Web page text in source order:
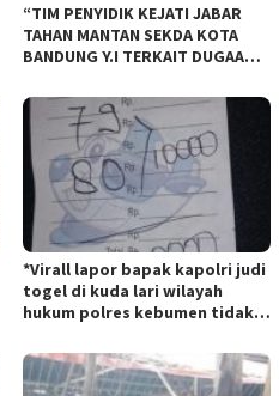
“TIM PENYIDIK KEJATI JABAR
TAHAN MANTAN SEKDA KOTA
BANDUNG Y.I TERKAIT DUGAAN
BANDUNG”.
*Virall lapor bapak kapolri judi
togel di kuda lari wilayah
hukum polres kebumen tidak